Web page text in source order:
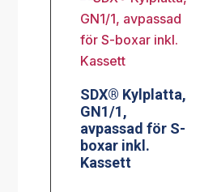
SDX® Kylplatta,
GN1/1,
avpassad för S-
boxar inkl.
Kassett